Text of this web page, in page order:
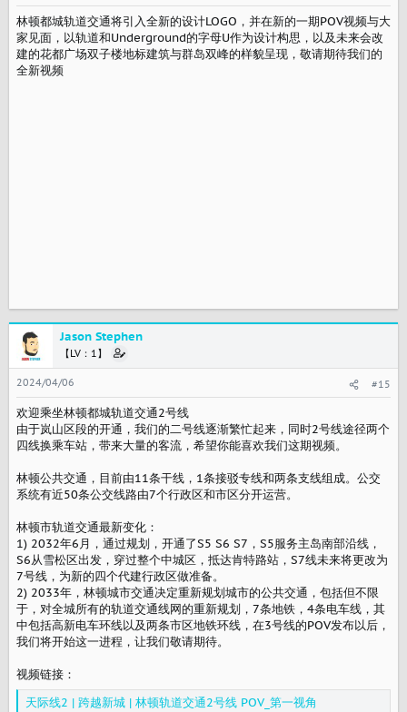
林顿都城轨道交通将引入全新的设计LOGO，并在新的一期POV视频与大
家见面，以轨道和Underground的字母U作为设计构思，以及未来会改
建的花都广场双子楼地标建筑与群岛双峰的样貌呈现，敬请期待我们的
全新视频
Jason Stephen
【LV：1】
2024/04/06 #15
欢迎乘坐林顿都城轨道交通2号线
由于岚山区段的开通，我们的二号线逐渐繁忙起来，同时2号线途径两个
四线换乘车站，带来大量的客流，希望你能喜欢我们这期视频。
林顿公共交通，目前由11条干线，1条接驳专线和两条支线组成。公交
系统有近50条公交线路由7个行政区和市区分开运营。
林顿市轨道交通最新变化：
1) 2032年6月，通过规划，开通了S5 S6 S7，S5服务主岛南部沿线，
S6从雪松区出发，穿过整个中城区，抵达肯特路站，S7线未来将更改为
7号线，为新的四个代建行政区做准备。
2) 2033年，林顿城市交通决定重新规划城市的公共交通，包括但不限
于，对全城所有的轨道交通线网的重新规划，7条地铁，4条电车线，其
中包括高新电车环线以及两条市区地铁环线，在3号线的POV发布以后，
我们将开始这一进程，让我们敬请期待。
视频链接：
天际线2 | 跨越新城 | 林顿轨道交通2号线 POV_第一视角